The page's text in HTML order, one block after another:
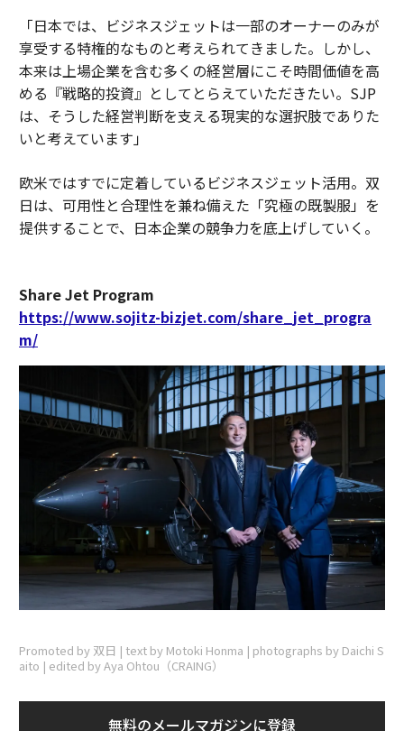
「日本では、ビジネスジェットは一部のオーナーのみが
享受する特権的なものと考えられてきました。しかし、
本来は上場企業を含む多くの経営層にこそ時間価値を高
める『戦略的投資』としてとらえていただきたい。SJP
は、そうした経営判断を支える現実的な選択肢でありた
いと考えています」
欧米ではすでに定着しているビジネスジェット活用。双
日は、可用性と合理性を兼ね備えた「究極の既製服」を
提供することで、日本企業の競争力を底上げしていく。
Share Jet Program
https://www.sojitz-bizjet.com/share_jet_progra
m/
Promoted by 双日 | text by Motoki Honma | photographs by Daichi S
aito | edited by Aya Ohtou（CRAING）
無料のメールマガジンに登録